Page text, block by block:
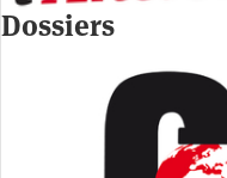
Dossiers